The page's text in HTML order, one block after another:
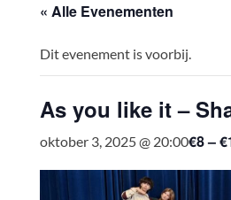
« Alle Evenementen
Dit evenement is voorbij.
As you like it –
oktober 3, 2025 @ 20:00€8 –